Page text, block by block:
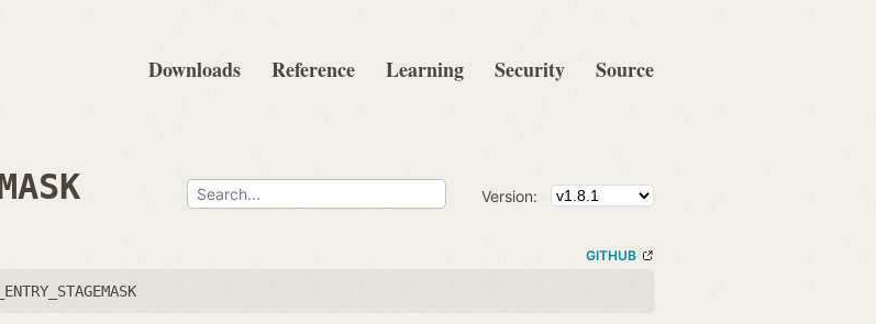
Downloads Reference Learning Security Source
Version:
GITHUB